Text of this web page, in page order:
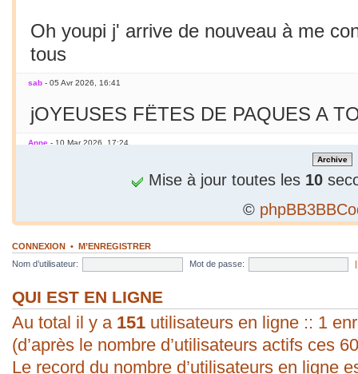
Oh youpi j' arrive de nouveau à me
tous
sab - 05 Avr 2026, 16:41
jOYEUSES FËTES DE PAQUES A
Anne - 10 Mar 2026, 17:24
Jamais essayé avec le smarphone
C'est le printemps ! Soleil chaleur...
en mars seulement !
sab - 09 Mar 2026, 19:56
bonjour ! vous arrivez à poster une
évident pour moi. Vive les P.C. ;).
Mise à jour toutes les 10
©
CONNEXION • M’ENREGISTRER
Nom d’utilisateur:
Mot de passe:
QUI EST EN LIGNE
Au total il y a 151 utilisateurs en ligne :: 1
(d’après le nombre d’utilisateurs actifs ces
Le record du nombre d’utilisateurs en ligne